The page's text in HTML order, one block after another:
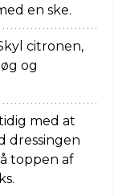
en ske.
citronen,
og
med at
dressingen
toppen af